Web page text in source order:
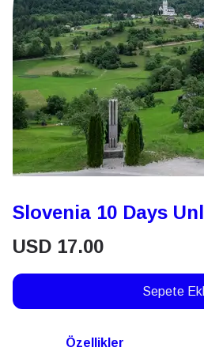
Slovenia 10 Days
USD 17.00
Sepete
Özellikler